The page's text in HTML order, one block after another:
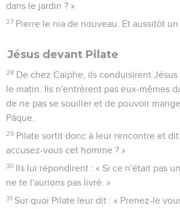
dans le jardin ? »
27 Pierre le nia de nouveau. Et aussitôt un
Jésus devant Pilate
28 De chez Caïphe, ils conduisirent
le matin. Ils n'entrèrent pas eux-mêmes
de ne pas se souiller et de pouvoir
Pâque.
29 Pilate sortit donc à leur rencontre et dit
accusez-vous cet homme ? »
30 Ils lui répondirent : « Si ce n'était pas
ne te l'aurions pas livré. »
31 Sur quoi Pilate leur dit : « Prenez-le